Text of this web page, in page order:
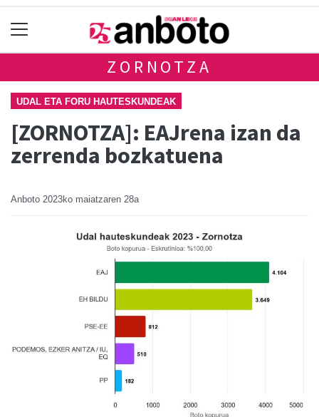
ZORNOTZA
UDAL ETA FORU HAUTESKUNDEAK
[ZORNOTZA]: EAJrena izan da
zerrenda bozkatuena
Anboto 2023ko maiatzaren 28a